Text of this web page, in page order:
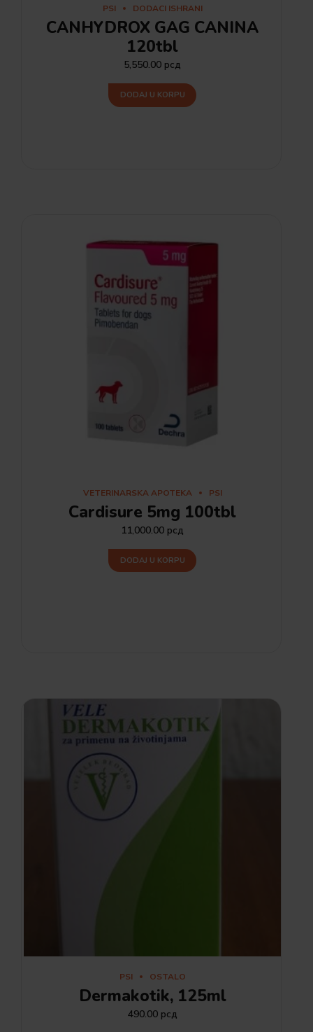
PSI DODACI ISHRANI
CANHYDROX GAG CANINA
120tbl
5,550.00 рсд
DODAJ U KORPU
VETERINARSKA APOTEKA PSI
Cardisure 5mg 100tbl
11,000.00 рсд
DODAJ U KORPU
PSI OSTALO
Dermakotik, 125ml
490.00 рсд